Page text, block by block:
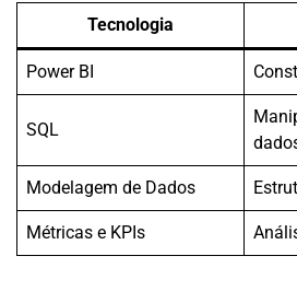
Tecnologia
Power BI
SQL
Modelagem de Dados
Métricas e KPIs